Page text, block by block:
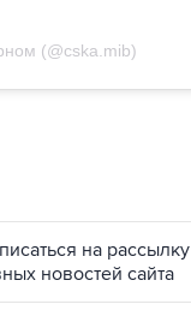
(@cska.mib)
на рассылку
новостей сайта